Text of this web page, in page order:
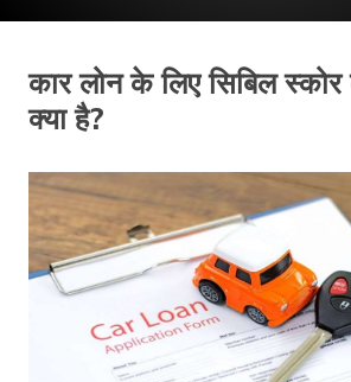
कार लोन के लिए सिबिल
क्या है?